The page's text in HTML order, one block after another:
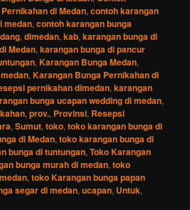
di Medan,contoh karangan
medan,contoh karangan bunga
,dimedan,kab,karangan bunga di
Medan,karangan bunga di pancur
,Karangan Bunga Medan,
,Karangan Bunga Pernikahan di
pernikahan dimedan,karangan
bunga ucapan wedding di medan,
,prov., Provinsi, Resepsi
,Sumut,toko,toko karangan bunga di
di Medan,toko karangan bunga di
bunga di tuntungan,Toko Karangan
bunga murah di medan,toko
,toko Karangan bunga papan
segar di medan,ucapan, Untuk,